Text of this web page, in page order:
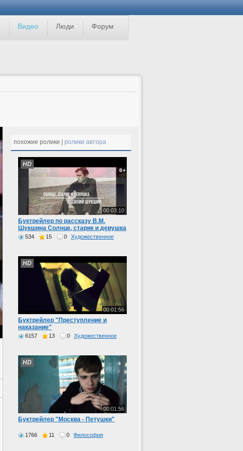
Видео Люди Форум
похожие ролики | ролики автора
00:03:10
HD
Буктрейлер по рассказу В.М.
Шукшина Солнце, старик и девушка
534 15 0 Художественное
00:01:56
HD
Буктрейлер "Преступление и
наказание"
6157 13 0 Художественное
00:01:56
HD
Буктрейлер "Москва - Петушки"
1766 11 0 Философия